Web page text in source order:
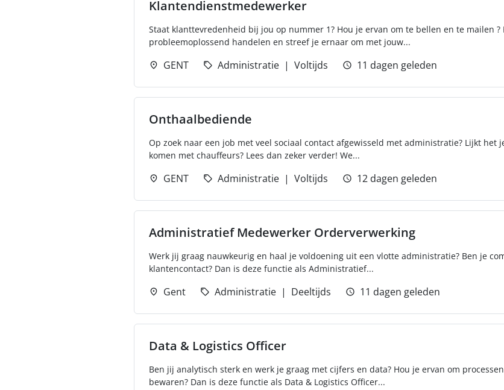
Klantendienstmedewerker
Staat klanttevredenheid bij jou op nummer 1? Hou je ervan om te bellen en te mailen ?
probleemoplossend handelen en streef je ernaar om met jouw...
GENT Administratie Voltijds 11 dagen geleden
Onthaalbediende
Op zoek naar een job met veel sociaal contact afgewisseld met administratie? Lijkt het
komen met chauffeurs? Lees dan zeker verder! We...
GENT Administratie Voltijds 12 dagen geleden
Administratief Medewerker Orderverwerking
Werk jij graag nauwkeurig en haal je voldoening uit een vlotte administratie? Ben je
klantencontact? Dan is deze functie als Administratief...
Gent Administratie Deeltijds 11 dagen geleden
Data & Logistics Officer
Ben jij analytisch sterk en werk je graag met cijfers en data? Hou je ervan om
bewaren? Dan is deze functie als Data & Logistics Officer...